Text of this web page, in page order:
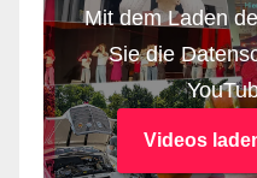
Mit dem Laden
Sie die
Videos